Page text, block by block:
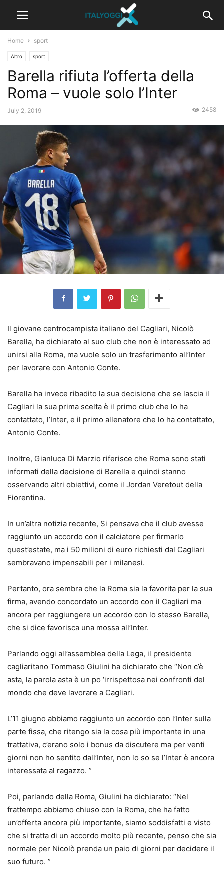
Home sport
Altro sport
Barella rifiuta l’offerta della
Roma – vuole solo l’Inter
July 2, 2019 2458
Il giovane centrocampista italiano del Cagliari, Nicolò
Barella, ha dichiarato al suo club che non è interessato ad
unirsi alla Roma, ma vuole solo un trasferimento all’Inter
per lavorare con Antonio Conte.
Barella ha invece ribadito la sua decisione che se lascia il
Cagliari la sua prima scelta è il primo club che lo ha
contattato, l’Inter, e il primo allenatore che lo ha contattato,
Antonio Conte.
Inoltre, Gianluca Di Marzio riferisce che Roma sono stati
informati della decisione di Barella e quindi stanno
osservando altri obiettivi, come il Jordan Veretout della
Fiorentina.
In un’altra notizia recente, Si pensava che il club avesse
raggiunto un accordo con il calciatore per firmarlo
quest’estate, ma i 50 milioni di euro richiesti dal Cagliari
sembravano impensabili per i milanesi.
Pertanto, ora sembra che la Roma sia la favorita per la sua
firma, avendo concordato un accordo con il Cagliari ma
ancora per raggiungere un accordo con lo stesso Barella,
che si dice favorisca una mossa all’Inter.
Parlando oggi all’assemblea della Lega, il presidente
cagliaritano Tommaso Giulini ha dichiarato che “Non c’è
asta, la parola asta è un po ‘irrispettosa nei confronti del
mondo che deve lavorare a Cagliari.
L’11 giugno abbiamo raggiunto un accordo con l’Inter sulla
parte fissa, che ritengo sia la cosa più importante in una
trattativa, c’erano solo i bonus da discutere ma per venti
giorni non ho sentito dall’Inter, non lo so se l’Inter è ancora
interessata al ragazzo. ”
Poi, parlando della Roma, Giulini ha dichiarato: “Nel
frattempo abbiamo chiuso con la Roma, che ha fatto
un’offerta ancora più importante, siamo soddisfatti e visto
che si tratta di un accordo molto più recente, penso che sia
normale per Nicolò prenda un paio di giorni per decidere il
suo futuro. ”